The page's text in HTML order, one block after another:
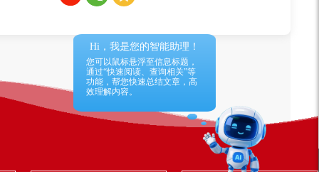
Hi，我是您的智能助理！
您可以鼠标悬浮至信息标题，
通过“快速阅读、查询相关”等
功能，帮您快速总结文章，高
效理解内容。